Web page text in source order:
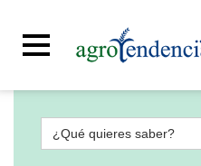
Señal
en
Buscar: